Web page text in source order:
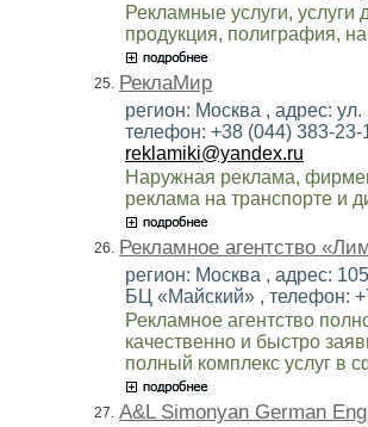
Рекламные услуги,
продукция, полиграфия,
25. РеклаМир
регион: Москва , адрес:
телефон: +38 (044) 383-
reklamiki@yandex.ru
Наружная реклама,
реклама на транспорте и
26. Рекламное агентство
регион: Москва , адрес:
БЦ «Майский» , телефон:
Рекламное агентство
качественно и быстро
полный комплекс услуг в
27. A&L Simonyan German